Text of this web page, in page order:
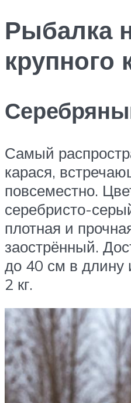
Рыбалка
крупного
Самый
карася,
повсеместно.
серебристо-
плотная и
заострённый.
до 40 см в длину
2 кг.